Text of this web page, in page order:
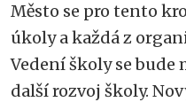
Město se pro tento
úkoly a každá z
Vedení školy se bude
další rozvoj školy.